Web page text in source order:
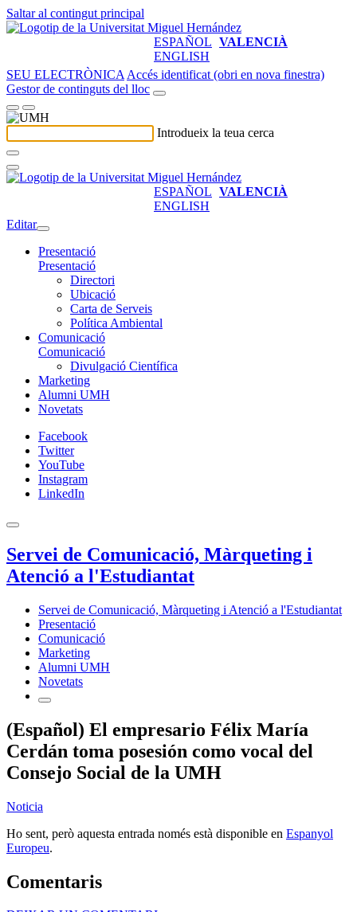
Saltar al contingut principal
ESPAÑOL VALENCIÀ
ENGLISH
SEU ELECTRÒNICA Accés identificat (obri en nova finestra)
Gestor de continguts del lloc
Introdueix la teua cerca
ESPAÑOL VALENCIÀ
ENGLISH
Editar
Presentació
Presentació
Directori
Ubicació
Carta de Serveis
Política Ambiental
Comunicació
Comunicació
Divulgació Científica
Marketing
Alumni UMH
Novetats
Facebook
Twitter
YouTube
Instagram
LinkedIn
Servei de Comunicació, Màrqueting i
Atenció a l'Estudiantat
Servei de Comunicació, Màrqueting i Atenció a l'Estudiantat
Presentació
Comunicació
Marketing
Alumni UMH
Novetats
(Español) El empresario Félix María
Cerdán toma posesión como vocal del
Consejo Social de la UMH
Noticia
Ho sent, però aquesta entrada només està disponible en Espanyol
Europeu.
Comentaris